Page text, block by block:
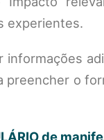
experientes.
preencher o
de